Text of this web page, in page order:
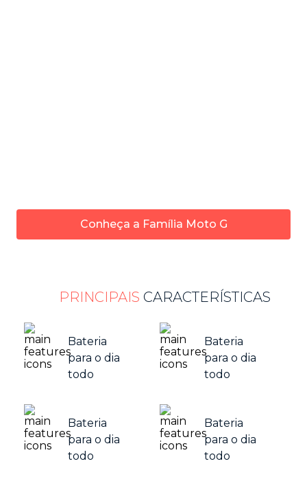
Conheça a Família Moto G
PRINCIPAIS CARACTERÍSTICAS
Bateria
para o dia
todo
Bateria
para o dia
todo
Bateria
para o dia
todo
Bateria
para o dia
todo